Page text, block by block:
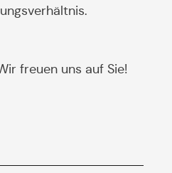
freuen uns auf Sie!